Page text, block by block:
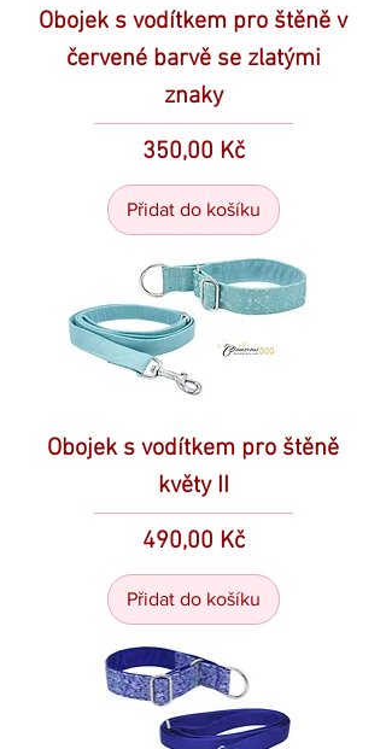
Obojek s vodítkem pro štěně v
červené barvě se zlatými
znaky
Cena
350,00 Kč
Přidat do košíku
Obojek s vodítkem pro štěně
květy II
Cena
490,00 Kč
Přidat do košíku